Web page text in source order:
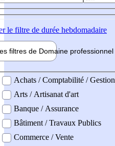
le filtre de durée hebdomadaire
filtres de Domaine professionnel
professionel
Achats / Comptabilité / Gestion
Arts / Artisanat d'art
Banque / Assurance
Bâtiment / Travaux Publics
Commerce / Vente